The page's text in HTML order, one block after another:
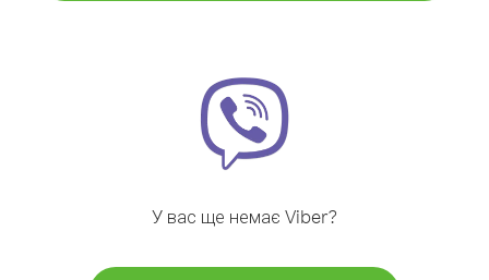
У вас ще немає Viber?